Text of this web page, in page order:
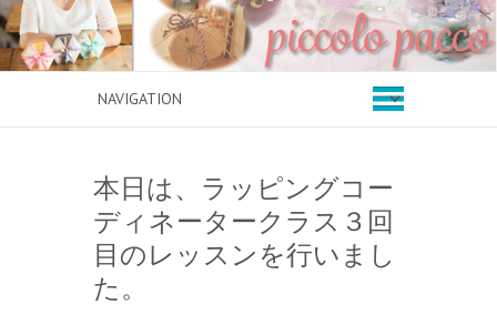
本日は、ラッピングコー
ディネータークラス３回
目のレッスンを行いまし
た。